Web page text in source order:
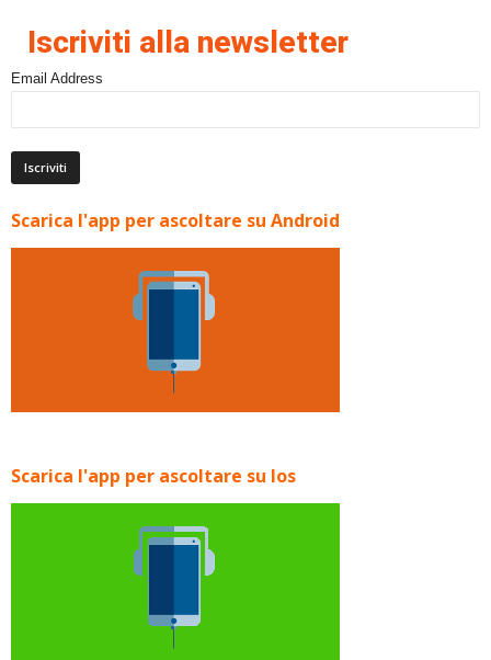
Iscriviti alla newsletter
Email Address
Scarica l'app per ascoltare su Android
Scarica l'app per ascoltare su Ios